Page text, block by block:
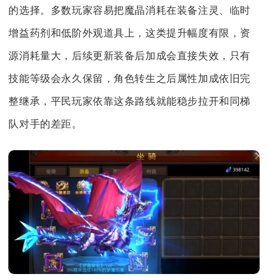
的选择。多数玩家容易把魔晶消耗在装备注灵、临时
增益药剂和低阶外观道具上，这类提升幅度有限，资
源消耗量大，后续更新装备后加成会直接失效，只有
技能等级会永久保留，角色转生之后属性加成依旧完
整继承，平民玩家依靠这条路线就能稳步拉开和同梯
队对手的差距。